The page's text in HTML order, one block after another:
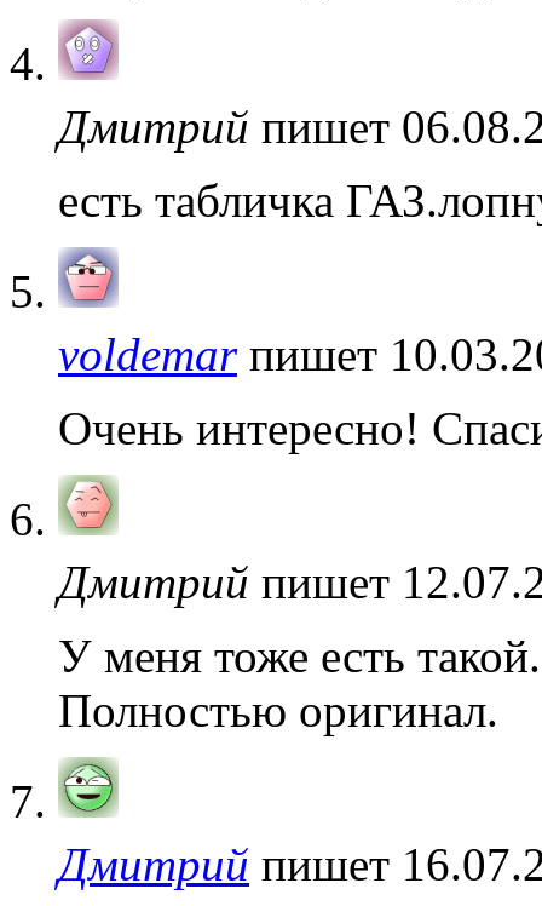
Дмитрий пишет
есть табличка
voldemarпишет
Очень интересно!
Дмитрий пишет
У меня тоже есть
Полностью оригинал.
Дмитрий пишет